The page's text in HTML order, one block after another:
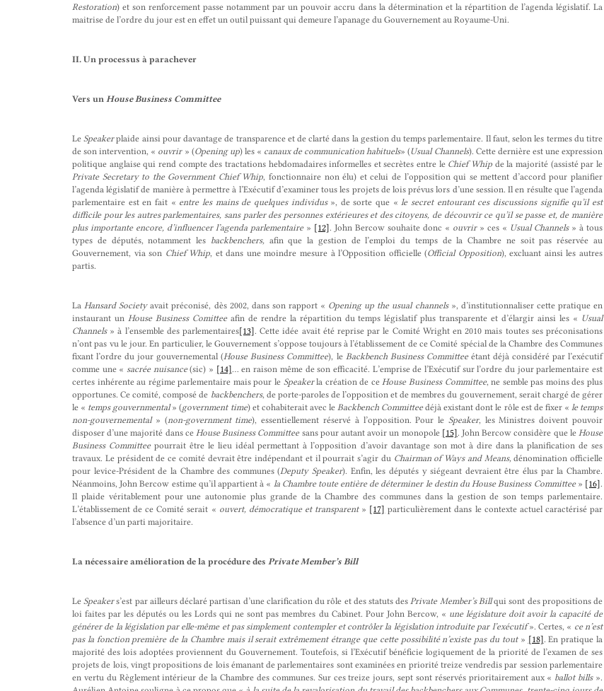
Restoration) et son renforcement passe notamment par un pouvoir accru dans la détermination et la répartition de l’agenda législatif. La
maitrise de l’ordre du jour est en effet un outil puissant qui demeure l’apanage du Gouvernement au Royaume-Uni.
II. Un processus à parachever
Vers un House Business Committee
LeSpeakerplaide ainsi pour davantage de transparence et de clarté dans la gestion du temps parlementaire. Il faut, selon les termes du titre
de son intervention, « ouvrir» (Opening up) les « canaux de communication habituels» (Usual Channels). Cette dernière est une expression
politique anglaise qui rend compte des tractations hebdomadaires informelles et secrètes entre le Chief Whip de la majorité (assisté par le
Private Secretary to the Government Chief Whip , fonctionnaire non élu) et celui de l’opposition qui se mettent d’accord pour planifier
l’agenda législatif de manière à permettre à l’Exécutif d’examiner tous les projets de lois prévus lors d’une session. Il en résulte que l’agenda
parlementaire est en fait « entre les mains de quelques individus», de sorte que « le secret entourant ces discussions signifie qu’il est
difficile pour les autres parlementaires, sans parler des personnes extérieures et des citoyens, de découvrir ce qu’il se passe et, de manière
plus importante encore, d’influencer l’agenda parlementaire» [12]. John Bercow souhaite donc « ouvrir » ces « Usual Channels» à tous
types de députés, notamment les backbenchers, afin que la gestion de l’emploi du temps de la Chambre ne soit pas réservée au
Gouvernement, via son Chief Whip , et dans une moindre mesure à l’Opposition officielle (Official Opposition), excluant ainsi les autres
partis.
La Hansard Societyavait préconisé, dès 2002, dans son rapport « Opening up the usual channels », d’institutionnaliser cette pratique en
instaurant un House Business Comitteeafin de rendre la répartition du temps législatif plus transparente et d’élargir ainsi les « Usual
Channels» à l’ensemble des parlementaires[13]. Cette idée avait été reprise par le Comité Wright en 2010 mais toutes ses préconisations
n’ont pas vu le jour. En particulier, le Gouvernement s’oppose toujours à l’établissement de ce Comité spécial de la Chambre des Communes
fixant l’ordre du jour gouvernemental (House Business Committee), le Backbench Business Committeeétant déjà considéré par l’exécutif
comme une « sacrée nuisance(sic) » [14]… en raison même de son efficacité. L’emprise de l’Exécutif sur l’ordre du jour parlementaire est
certes inhérente au régime parlementaire mais pour le Speakerla création de ce House Business Committee, ne semble pas moins des plus
opportunes. Ce comité, composé de backbenchers, de porte-paroles de l’opposition et de membres du gouvernement, serait chargé de gérer
le « temps gouvernmental» (government time) et cohabiterait avec le Backbench Committeedéjà existant dont le rôle est de fixer « le temps
non-gouvernemental» (non-government time), essentiellement réservé à l’opposition. Pour le Speaker, les Ministres doivent pouvoir
disposer d’une majorité dans ce House Business Committeesans pour autant avoir un monopole [15]. John Bercow considère que le House
Business Committeepourrait être le lieu idéal permettant à l’opposition d’avoir davantage son mot à dire dans la planification de ses
travaux. Le président de ce comité devrait être indépendant et il pourrait s’agir du Chairman of Ways and Means,dénomination officielle
pour levice-Président de la Chambre des communes (Deputy Speaker). Enfin, les députés y siégeant devraient être élus par la Chambre.
Néanmoins, John Bercow estime qu’il appartient à « la Chambre toute entière de déterminer le destin du House Business Committee» [16].
Il plaide véritablement pour une autonomie plus grande de la Chambre des communes dans la gestion de son temps parlementaire.
L’établissement de ce Comité serait « ouvert, démocratique et transparent» [17] particulièrement dans le contexte actuel caractérisé par
l’absence d’un parti majoritaire.
La nécessaire amélioration de la procédure des Private Member’s Bill
LeSpeakers’est par ailleurs déclaré partisan d’une clarification du rôle et des statuts des Private Member’s Billqui sont des propositions de
loi faites par les députés ou les Lords qui ne sont pas membres du Cabinet. Pour John Bercow, « une législature doit avoir la capacité de
générer de la législation par elle-même et pas simplement contempler et contrôler la législation introduite par l’exécutif». Certes, « ce n’est
pas la fonction première de la Chambre mais il serait extrêmement étrange que cette possibilité n’existe pas du tout» [18]. En pratique la
majorité des lois adoptées proviennent du Gouvernement. Toutefois, si l’Exécutif bénéficie logiquement de la priorité de l’examen de ses
projets de lois, vingt propositions de lois émanant de parlementaires sont examinées en priorité treize vendredis par session parlementaire
en vertu du Règlement intérieur de la Chambre des communes. Sur ces treize jours, sept sont réservés prioritairement aux « ballot bills».